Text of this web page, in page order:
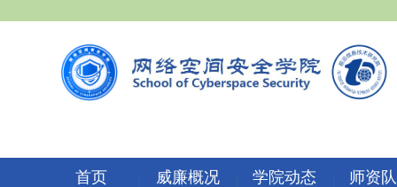
首页 威廉概况 学院动态 师资